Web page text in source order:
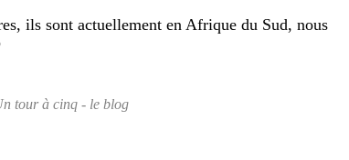
ils sont actuellement en Afrique du Sud, nous
tour à cinq - le blog